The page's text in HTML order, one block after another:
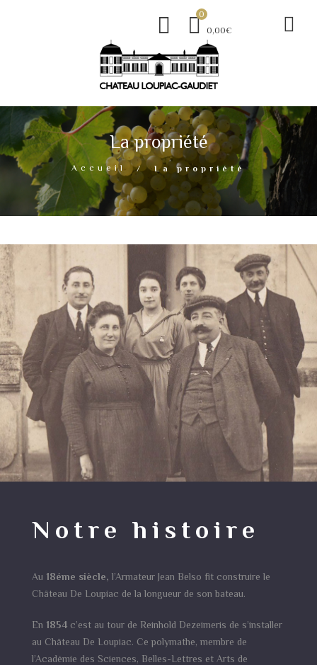
0
0,00€
La propriété
Accueil La propriété
Notre histoire
Au 18éme siècle, l’Armateur Jean Belso fit construire le
Château De Loupiac de la longueur de son bateau.
En 1854c’est au tour de Reinhold Dezeimeris de s’installer
au Château De Loupiac. Ce polymathe, membre de
l’Académie des Sciences, Belles-Lettres et Arts de